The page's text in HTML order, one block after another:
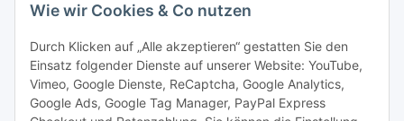
Wie wir Cookies & Co nutzen
Durch Klicken auf „Alle akzeptieren“ gestatten Sie den
Einsatz folgender Dienste auf unserer Website: YouTube,
Vimeo, Google Dienste, ReCaptcha, Google Analytics,
Google Ads, Google Tag Manager, PayPal Express
Social Media
Unsere Dienstleistungen
Lampenreparatur